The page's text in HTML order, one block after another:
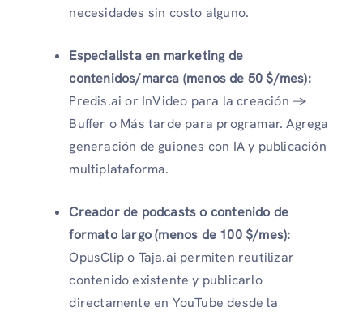
necesidades sin costo alguno.
Especialista en marketing de
contenidos/marca (menos de 50 $/mes):
Predis.ai or InVideo para la creación →
Buffer o Más tarde para programar. Agrega
generación de guiones con IA y publicación
multiplataforma.
Creador de podcasts o contenido de
formato largo (menos de 100 $/mes):
OpusClip o Taja.ai permiten reutilizar
contenido existente y publicarlo
directamente en YouTube desde la